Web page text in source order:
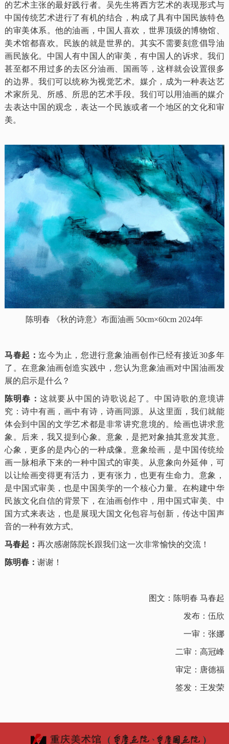
的艺术主张的最好践行者。吴先生将西方艺术的表现形式与
中国传统艺术进行了有机的结合，构成了具有中国民族特色
的审美体系。他的油画，中国人喜欢，世界顶级的博物馆、
美术馆都喜欢。民族的就是世界的。其实不需要刻意倡导油
画民族化。中国人有中国人的审美，有中国人的诉求。我们
甚至都不用过多的去区分油画、国画等，这样就会设置很多
的边界。我们可以统称为视觉艺术。媒介，成为一种表达艺
术家所见、所感、所思的艺术手段。我们可以用油画的媒介
去表达中国的观念，表达一个民族或者一个地区的文化和审
美。
陈明春 《秋的诗意》布面油画 50cm×60cm 2024年
马春起：迄今为止，您进行意象油画创作已经有接近30多年
了。在意象油画创造实践中，您认为意象油画对中国油画发
展的启示是什么？
陈明春： 这就要从中国的诗歌说起了。中国诗歌的意境讲
究：诗中有画，画中有诗，诗画同源。从这里面，我们就能
体会到中国的文学艺术都是非常讲究意境的。绘画也讲求意
象。后来，我又提到心象。意象，是把对象抽其意发其意。
心象，更多的是内心的一种成像。意象绘画，是中国传统绘
画一脉相承下来的一种中国式的审美。从意象向外延伸，可
以让绘画变得更有活力，更有张力，也更有生命力。意象，
是中国式审美，也是中国美学的一个核心力量。在构建中华
民族文化自信的背景下，在油画创作中，用中国式审美、中
国方式来表达，也是展现大国文化包容与创新，传达中国声
音的一种有效方式。
马春起： 再次感谢陈院长跟我们这一次非常愉快的交流！
陈明春： 谢谢！
图文：陈明春 马春起
发布：伍欣
一审：张娜
二审：高冠峰
审定：唐德福
签发：王发荣